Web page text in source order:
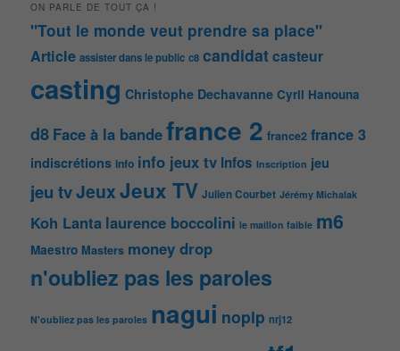
ON PARLE DE TOUT ÇA !
"Tout le monde veut prendre sa place"
Article assister dans le public c8 candidatcasteur
casting Christophe Dechavanne Cyril Hanouna
d8 Face à la bandefrance 2 france2 france 3
indiscrétions info info jeux tv Infos Inscription jeu
jeu tvJeuxJeux TV Julien Courbet Jérémy Michalak
Koh Lanta laurence boccolini le maillon faible m6
Maestro Masters money drop
n'oubliez pas les paroles
N'oubliez pas les paroles nagui noplp nrj12